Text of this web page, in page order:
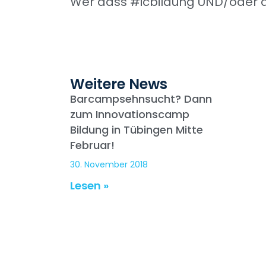
Weitere News
Barcampsehnsucht? Dann
zum Innovationscamp
Bildung in Tübingen Mitte
Februar!
30. November 2018
Lesen »